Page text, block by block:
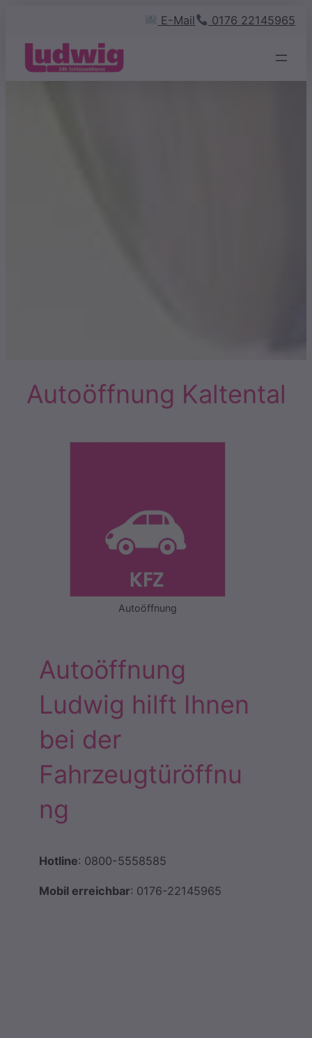
springen
E-Mail 0176 22145965
Autoöffnung Kaltental
Autoöffnung
Autoöffnung
Ludwig hilft Ihnen
bei der
Fahrzeugtüröffnu
ng
Hotline: 0800-5558585
Mobil erreichbar: 0176-22145965